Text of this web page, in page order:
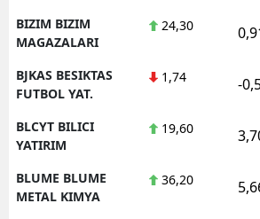
BIZIM BIZIM
MAGAZALARI
24,30
BJKAS BESIKTAS
FUTBOL YAT.
1,74 -
BLCYT BILICI
YATIRIM
19,60
BLUME BLUME
METAL KIMYA
36,20